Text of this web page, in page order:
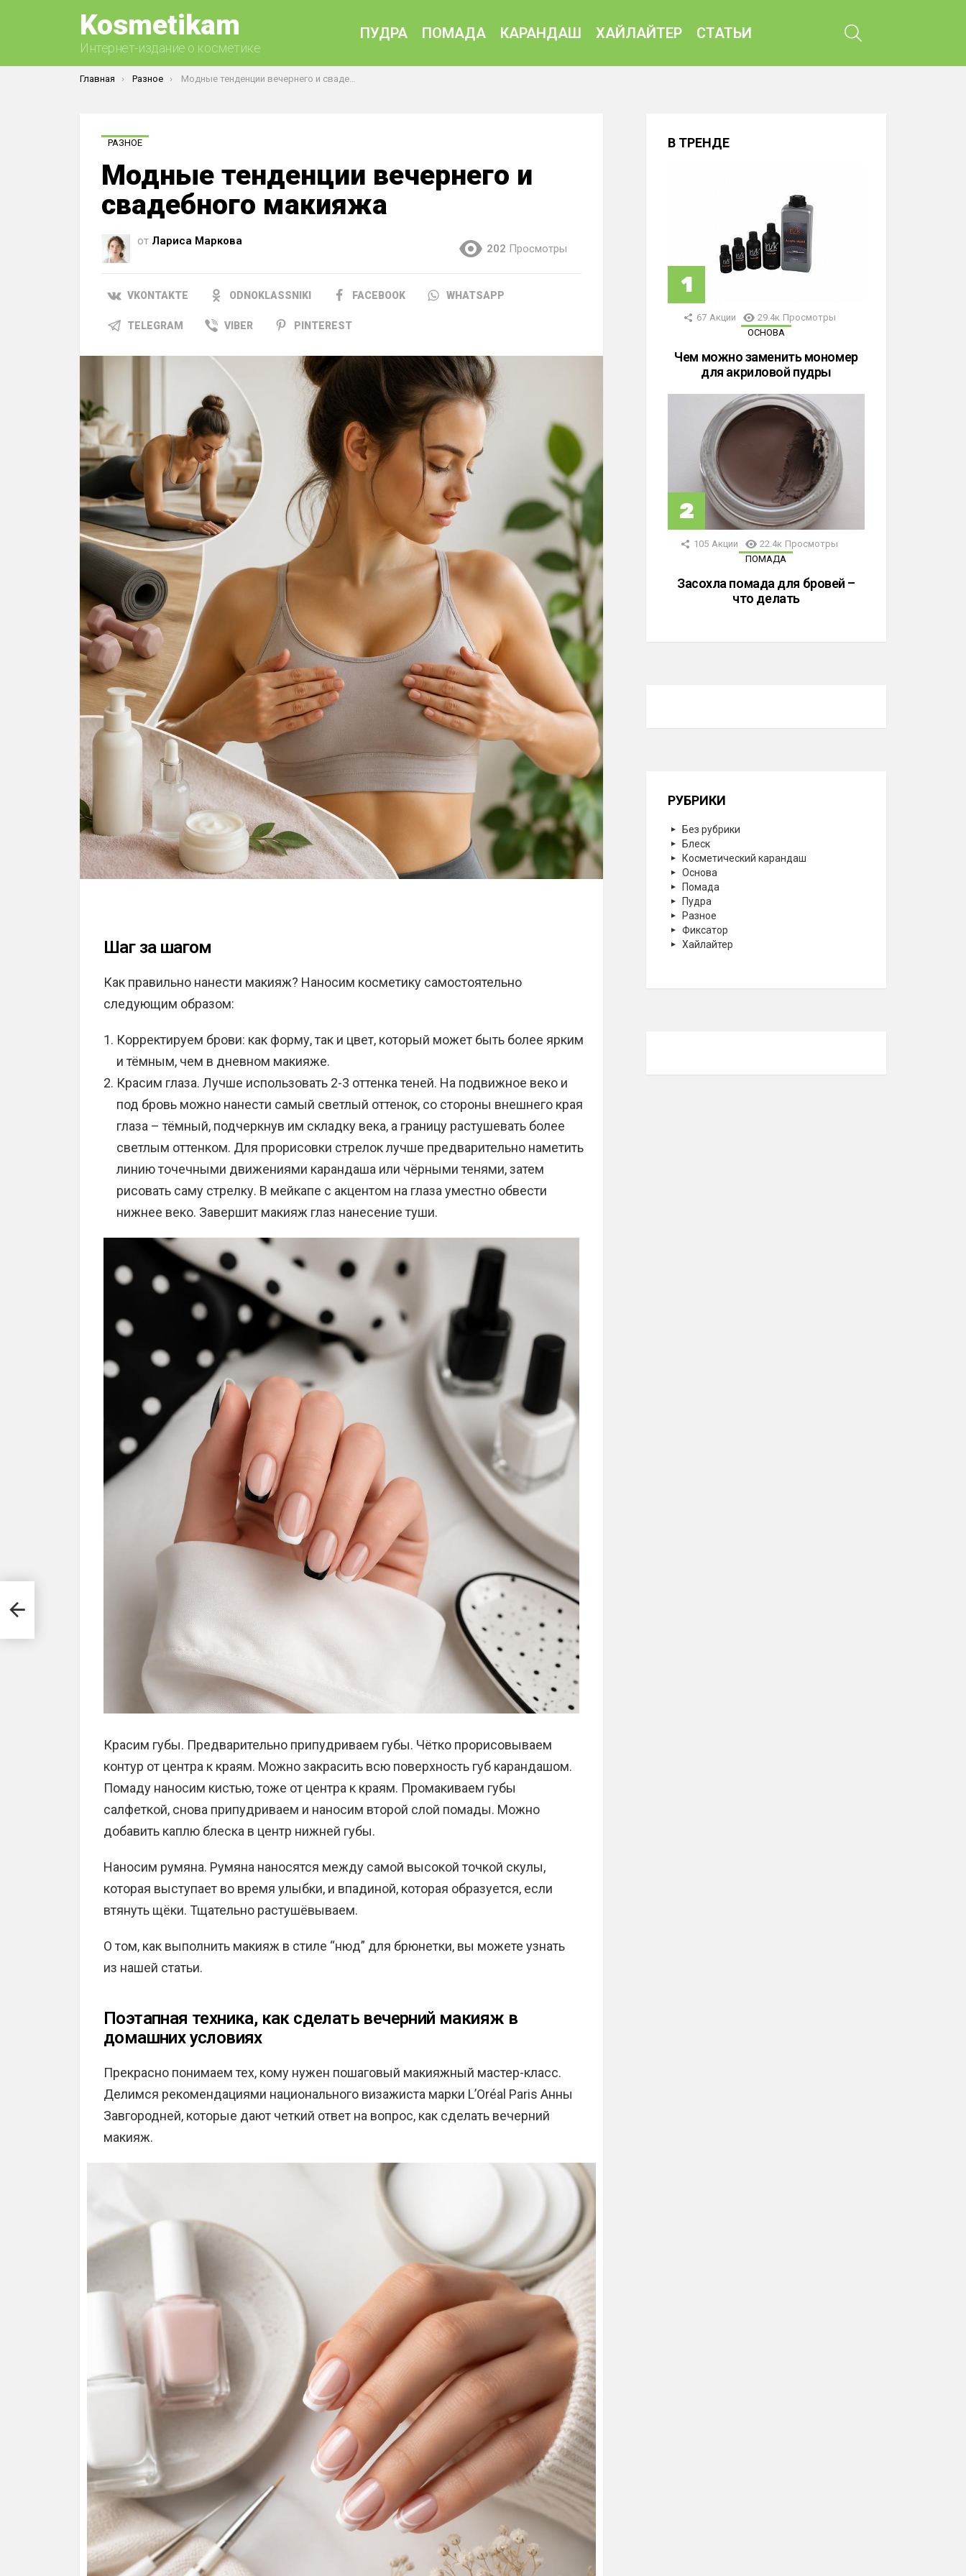
Kosmetikam
Интернет-издание о косметике
ПУДРА ПОМАДА КАРАНДАШ ХАЙЛАЙТЕР СТАТЬИ
Вы здесь:
Главная Разное Модные тенденции вечернего и свадебного макияжа
РАЗНОЕ
Модные тенденции вечернего и
свадебного макияжа
от Лариса Маркова
202 Просмотры
VKONTAKTE ODNOKLASSNIKI FACEBOOK WHATSAPP
TELEGRAM VIBER PINTEREST
Шаг за шагом
Как правильно нанести макияж? Наносим косметику самостоятельно
следующим образом:
Корректируем брови: как форму, так и цвет, который может быть более ярким
и тёмным, чем в дневном макияже.
Красим глаза. Лучше использовать 2-3 оттенка теней. На подвижное веко и
под бровь можно нанести самый светлый оттенок, со стороны внешнего края
глаза – тёмный, подчеркнув им складку века, а границу растушевать более
светлым оттенком. Для прорисовки стрелок лучше предварительно наметить
линию точечными движениями карандаша или чёрными тенями, затем
рисовать саму стрелку. В мейкапе с акцентом на глаза уместно обвести
нижнее веко. Завершит макияж глаз нанесение туши.
Красим губы. Предварительно припудриваем губы. Чётко прорисовываем
контур от центра к краям. Можно закрасить всю поверхность губ карандашом.
Помаду наносим кистью, тоже от центра к краям. Промакиваем губы
салфеткой, снова припудриваем и наносим второй слой помады. Можно
добавить каплю блеска в центр нижней губы.
Наносим румяна. Румяна наносятся между самой высокой точкой скулы,
которая выступает во время улыбки, и впадиной, которая образуется, если
втянуть щёки. Тщательно растушёвываем.
О том, как выполнить макияж в стиле “нюд” для брюнетки, вы можете узнать
из нашей статьи.
Поэтапная техника, как сделать вечерний макияж в
домашних условиях
Прекрасно понимаем тех, кому нужен пошаговый макияжный мастер-класс.
Делимся рекомендациями национального визажиста марки L’Oréal Paris Анны
Завгородней, которые дают четкий ответ на вопрос, как сделать вечерний
макияж.
В ТРЕНДЕ
67 Акции 29.4к Просмотры
ОСНОВА
Чем можно заменить мономер
для акриловой пудры
105 Акции 22.4к Просмотры
ПОМАДА
Засохла помада для бровей –
что делать
РУБРИКИ
Без рубрики
Блеск
Косметический карандаш
Основа
Помада
Пудра
Разное
Фиксатор
Хайлайтер